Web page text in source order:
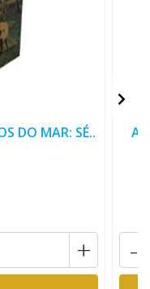
DO MAR: SÉ..
+ -